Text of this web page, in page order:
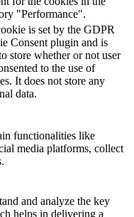
"Performance".
is set by the GDPR
Consent plugin and is
store whether or not user
to the use of
It does not store any
data.
functionalities like
media platforms, collect
and analyze the key
helps in delivering a